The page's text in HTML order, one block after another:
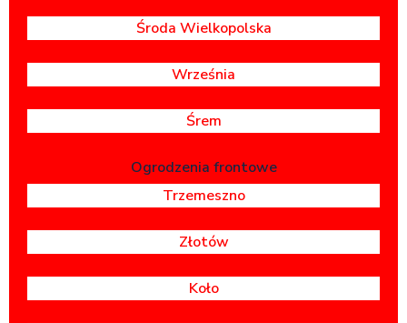
Środa Wielkopolska
Września
Śrem
Ogrodzenia frontowe
Trzemeszno
Złotów
Koło